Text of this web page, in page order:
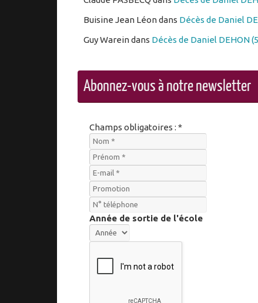
Buisine Jean Léondans Décès de Daniel
Guy Wareindans Décès de Daniel
Abonnez-vous à notre newsletter
Champs obligatoires : *
Année de sortie de l'école